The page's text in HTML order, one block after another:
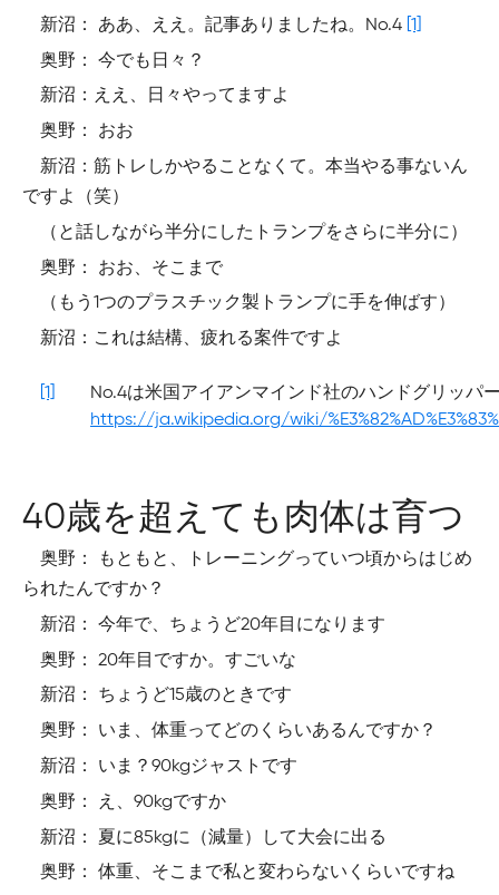
新沼： ああ、ええ。記事ありましたね。No.4 [1]
奥野： 今でも日々？
新沼：ええ、日々やってますよ
奥野： おお
新沼：筋トレしかやることなくて。本当やる事ないん
ですよ（笑）
（と話しながら半分にしたトランプをさらに半分に）
奥野： おお、そこまで
（もう1つのプラスチック製トランプに手を伸ばす）
新沼：これは結構、疲れる案件ですよ
[1]
No.4は米国アイアンマインド社のハンドグリッパ
https://ja.wikipedia.org/wiki/
40歳を超えても肉体は育つ
奥野： もともと、トレーニングっていつ頃からはじめ
られたんですか？
新沼： 今年で、ちょうど20年目になります
奥野： 20年目ですか。すごいな
新沼： ちょうど15歳のときです
奥野： いま、体重ってどのくらいあるんですか？
新沼： いま？90kgジャストです
奥野： え、90kgですか
新沼： 夏に85kgに（減量）して大会に出る
奥野： 体重、そこまで私と変わらないくらいですね